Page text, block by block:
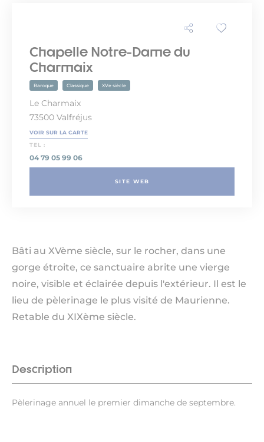
Bâti au XVème siècle, sur le rocher, dans une
gorge étroite, ce sanctuaire abrite une vierge
noire, visible et éclairée depuis l'extérieur. Il est le
lieu de pèlerinage le plus visité de Maurienne.
Retable du XIXème siècle.
Description
Pèlerinage annuel le premier dimanche de septembre.
Chapelle Notre-Dame du
Charmaix
Baroque Classique XVe siècle
Le Charmaix
73500 Valfréjus
VOIR SUR LA CARTE
TEL :
04 79 05 99 06
SITE WEB